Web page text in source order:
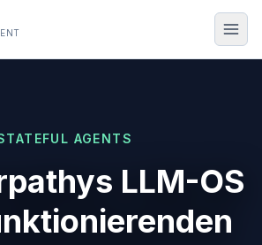
AGENTS
LLM-OS